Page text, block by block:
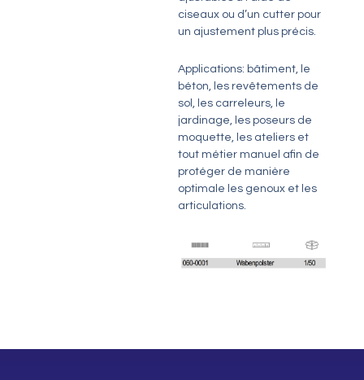
ciseaux ou d’un cutter pour
un ajustement plus précis.
Applications: bâtiment, le
béton, les revêtements de
sol, les carreleurs, le
jardinage, les poseurs de
moquette, les ateliers et
tout métier manuel afin de
protéger de manière
optimale les genoux et les
articulations.